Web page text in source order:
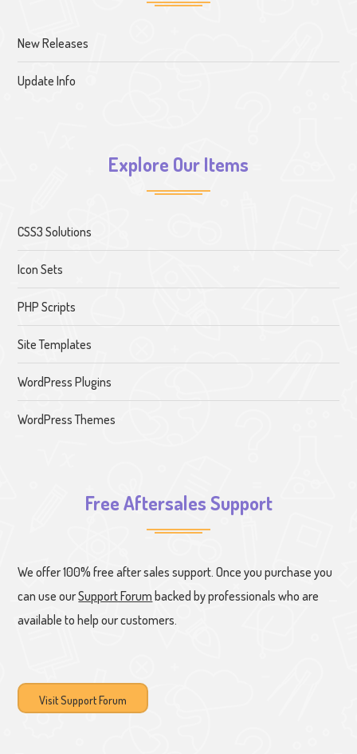
New Releases
Update Info
Explore Our Items
CSS3 Solutions
Icon Sets
PHP Scripts
Site Templates
WordPress Plugins
WordPress Themes
Free Aftersales Support
We offer 100% free after sales support. Once you purchase you
can use ourSupport Forum backed by professionals who are
available to help our customers.
Visit Support Forum